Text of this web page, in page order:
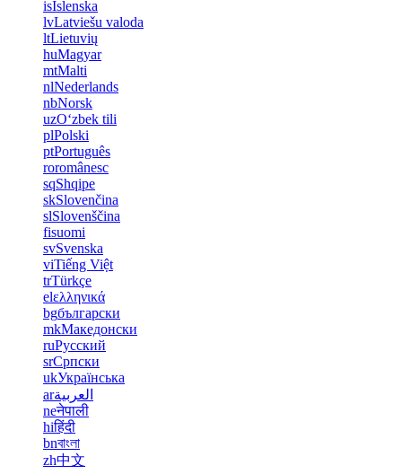
isÍslenska
lvLatviešu valoda
ltLietuvių
huMagyar
mtMalti
nlNederlands
nbNorsk
uzOʻzbek tili
plPolski
ptPortuguês
roromânesc
sqShqipe
skSlovenčina
slSlovenščina
fisuomi
svSvenska
viTiếng Việt
trTürkçe
elελληνικά
bgбългарски
mkМакедонски
ruРусский
srСрпски
ukУкраїнська
arالعربية
neनेपाली
hiहिंदी
bnবাংলা
zh中文